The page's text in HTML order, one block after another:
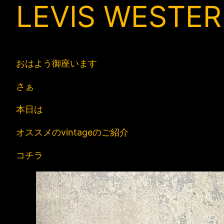
LEVIS
おはよう御座います
さぁ
本日は
オススメのvintageのご紹介
コチラ